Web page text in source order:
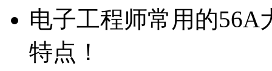
电子工程师常用的56A
特点！